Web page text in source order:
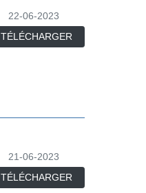
22-06-2023
TÉLÉCHARGER
21-06-2023
TÉLÉCHARGER